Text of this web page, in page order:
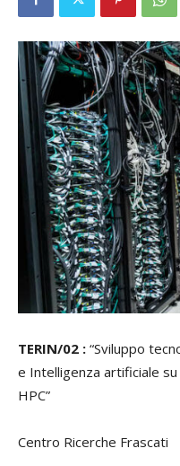
TERIN/02 : “Sviluppo
e Intelligenza artificiale
HPC”
Centro Ricerche Frascati